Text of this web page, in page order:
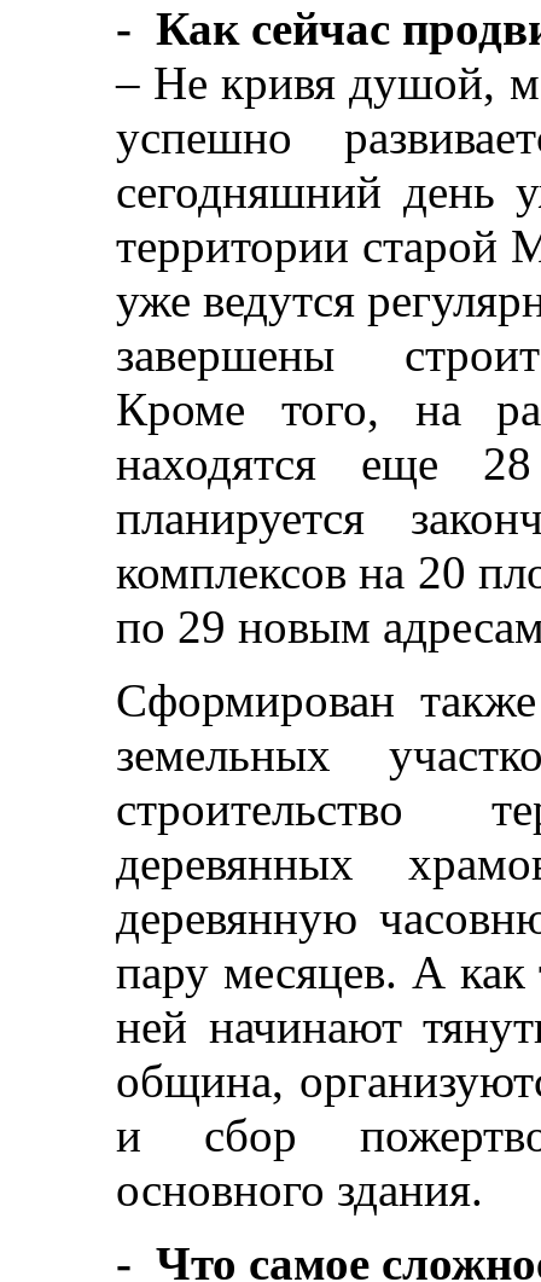
- Как сейчас
– Не кривя душой,
успешно
сегодняшний день
территории
уже ведутся
завершены
Кроме того, на
находятся еще
планируется
комплексов на 20
по 29 новым
Сформирован
земельных
строительство
деревянных
деревянную
пару месяцев. А как
ней начинают
община,
и сбор
основного здания.
- Что самое